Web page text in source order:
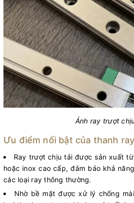
Ảnh ray trượt
Ưu điểm nổi bật của thanh
Ray trượt chịu tải được sản xuất
hoặc inox cao cấp, đảm bảo khả
các loại ray thông thường.
Nhờ bề mặt được xử lý chống